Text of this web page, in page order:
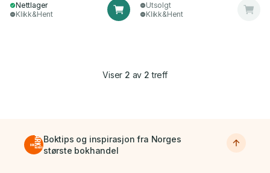
Nettlager
Klikk&Hent
Utsolgt
Klikk&Hent
Viser 2 av 2 treff
Boktips og inspirasjon fra Norges
største bokhandel